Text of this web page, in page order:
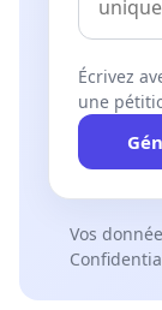
Écrivez
une
Vos